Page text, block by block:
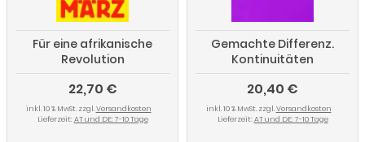
Für eine afrikanische
Revolution
22,70 €
inkl. 10 % MwSt. zzgl.Versandkosten
Lieferzeit: AT und DE: 7-10 Tage
Gemachte Differenz.
Kontinuitäten
biologischer »Rasse«-
Konzepte
20,40 €
inkl. 10 % MwSt. zzgl.Versandkosten
Lieferzeit: AT und DE: 7-10 Tage